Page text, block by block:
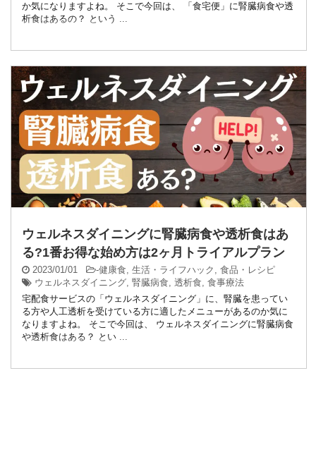
か気になりますよね。 そこで今回は、 「食宅便」に腎臓病食や透
析食はあるの？ という ...
ウェルネスダイニングに腎臓病食や透析食はあ
る?1番お得な始め方は2ヶ月トライアルプラン
2023/01/01 -健康食, 生活・ライフハック , 食品・レシピ
ウェルネスダイニング, 腎臓病食, 透析食, 食事療法
宅配食サービスの「ウェルネスダイニング」に、腎臓を患ってい
る方や人工透析を受けている方に適したメニューがあるのか気に
なりますよね。 そこで今回は、 ウェルネスダイニングに腎臓病食
や透析食はある？ とい ...